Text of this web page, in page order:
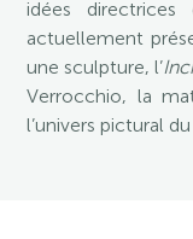
idées directrices
actuellement
une sculpture, l’
Verrocchio, la
l’univers pictural